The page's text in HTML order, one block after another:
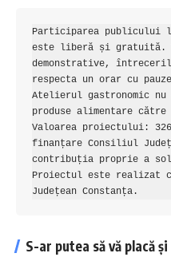
Participarea publicului
este liberă și gratuită.
demonstrative,
respecta un orar cu
Atelierul gastronomic
produse alimentare
Valoarea proiectului:
finanțare Consiliul
contribuția proprie a
Proiectul este realizat
Județean Constanța.
S-ar putea să vă placă și